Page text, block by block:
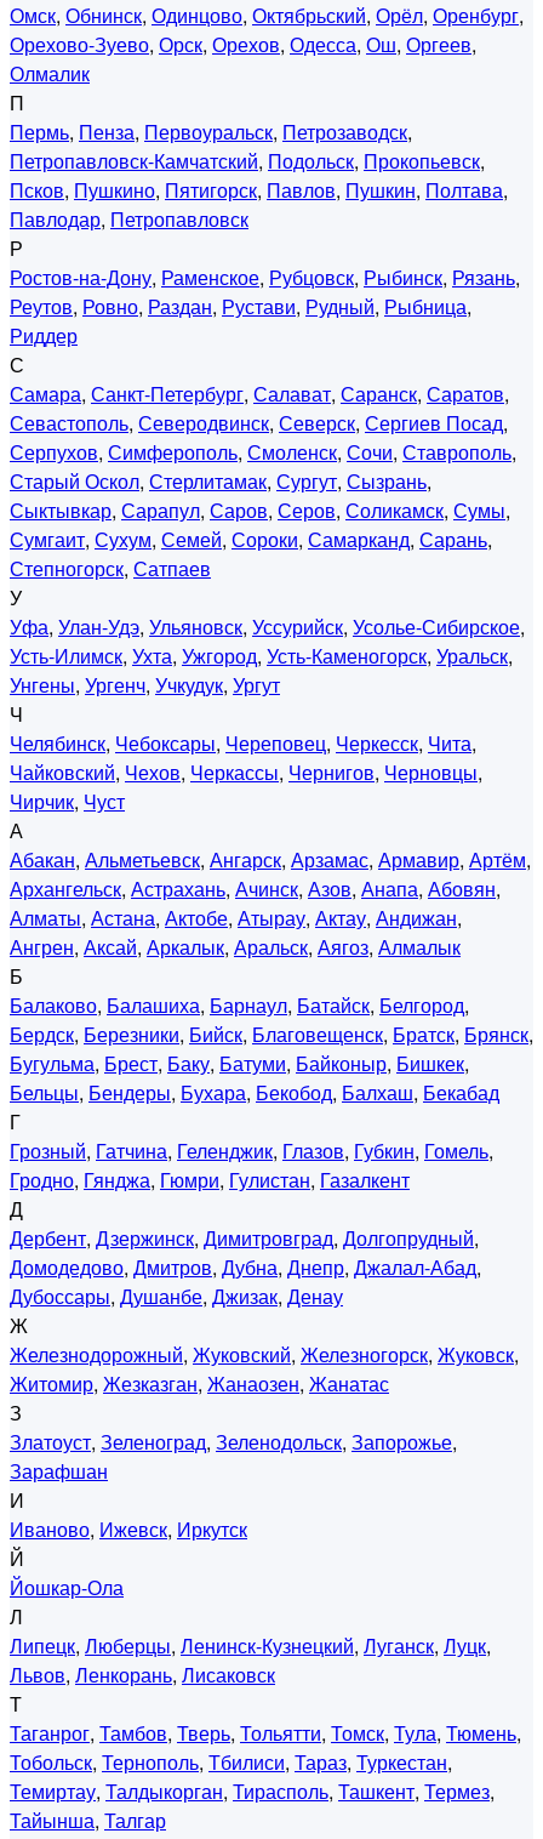
Омск, Обнинск, Одинцово, Октябрьский, Орёл, Оренбург,
Орехово-Зуево, Орск, Орехов, Одесса, Ош, Оргеев,
Олмалик
П
Пермь, Пенза, Первоуральск, Петрозаводск,
Петропавловск-Камчатский, Подольск, Прокопьевск,
Псков, Пушкино, Пятигорск, Павлов, Пушкин, Полтава,
Павлодар, Петропавловск
Р
Ростов-на-Дону, Раменское, Рубцовск, Рыбинск, Рязань,
Реутов, Ровно, Раздан, Рустави, Рудный, Рыбница,
Риддер
С
Самара, Санкт-Петербург, Салават, Саранск, Саратов,
Севастополь, Северодвинск, Северск, Сергиев Посад,
Серпухов, Симферополь, Смоленск, Сочи, Ставрополь,
Старый Оскол, Стерлитамак, Сургут, Сызрань,
Сыктывкар, Сарапул, Саров, Серов, Соликамск, Сумы,
Сумгаит, Сухум, Семей, Сороки, Самарканд, Сарань,
Степногорск, Сатпаев
У
Уфа, Улан-Удэ, Ульяновск, Уссурийск, Усолье-Сибирское,
Усть-Илимск, Ухта, Ужгород, Усть-Каменогорск, Уральск,
Унгены, Ургенч, Учкудук, Ургут
Ч
Челябинск, Чебоксары, Череповец, Черкесск, Чита,
Чайковский, Чехов, Черкассы, Чернигов, Черновцы,
Чирчик, Чуст
А
Абакан, Альметьевск, Ангарск, Арзамас, Армавир, Артём,
Архангельск, Астрахань, Ачинск, Азов, Анапа, Абовян,
Алматы, Астана, Актобе, Атырау, Актау, Андижан,
Ангрен, Аксай, Аркалык, Аральск, Аягоз, Алмалык
Б
Балаково, Балашиха, Барнаул, Батайск, Белгород,
Бердск, Березники, Бийск, Благовещенск, Братск, Брянск,
Бугульма, Брест, Баку, Батуми, Байконыр, Бишкек,
Бельцы, Бендеры, Бухара, Бекобод, Балхаш, Бекабад
Г
Грозный, Гатчина, Геленджик, Глазов, Губкин, Гомель,
Гродно, Гянджа, Гюмри, Гулистан, Газалкент
Д
Дербент, Дзержинск, Димитровград, Долгопрудный,
Домодедово, Дмитров, Дубна, Днепр, Джалал-Абад,
Дубоссары, Душанбе, Джизак, Денау
Ж
Железнодорожный, Жуковский, Железногорск, Жуковск,
Житомир, Жезказган, Жанаозен, Жанатас
З
Златоуст, Зеленоград, Зеленодольск, Запорожье,
Зарафшан
И
Иваново, Ижевск, Иркутск
Й
Йошкар-Ола
Л
Липецк, Люберцы, Ленинск-Кузнецкий, Луганск, Луцк,
Львов, Ленкорань, Лисаковск
Т
Таганрог, Тамбов, Тверь, Тольятти, Томск, Тула, Тюмень,
Тобольск, Тернополь, Тбилиси, Тараз, Туркестан,
Темиртау, Талдыкорган, Тирасполь, Ташкент, Термез,
Тайынша, Талгар